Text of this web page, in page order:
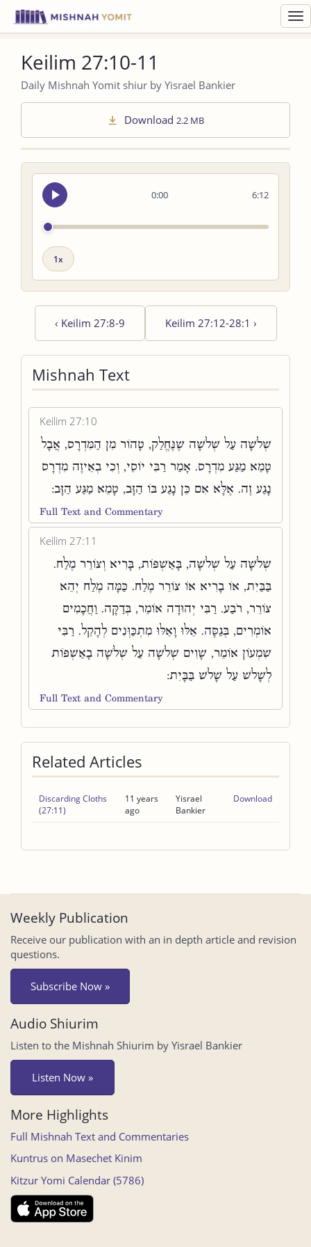
Keilim 27:10-11
Daily Mishnah Yomit shiur by Yisrael Bankier
Download 2.2 MB
0:00
Seek
audio
6:12
Playback
‹ Keilim 27:8-9 Keilim 27:12-28:1 ›
Mishnah Text
Keilim 27:10
שְׁלֹשָׁה עַל שְׁלֹשָׁה שֶׁנֶּחֱלַק, טָהוֹר מִן הַמִּדְרָס, אֲבָל
טָמֵא מַגַּע מִדְרָס. אָמַר רַבִּי יוֹסֵי, וְכִי בְאֵיזֶה מִדְרָס
נָגַע זֶה. אֶלָּא אִם כֵּן נָגַע בּוֹ הַזָּב, טָמֵא מַגַּע הַזָּב:
Full Text and Commentary
Keilim 27:11
שְׁלֹשָׁה עַל שְׁלֹשָׁה, בָּאַשְׁפּוֹת, בָּרִיא וְצוֹרֵר מֶלַח.
בַּבַּיִת, אוֹ בָרִיא אוֹ צוֹרֵר מֶלַח. כַּמָּה מֶלַח יְהֵא
צוֹרֵר, רֹבַע. רַבִּי יְהוּדָה אוֹמֵר, בְּדַקָּה. וַחֲכָמִים
אוֹמְרִים, בְּגַסָּה. אֵלּוּ וָאֵלּוּ מִתְכַּוְּנִים לְהָקֵל. רַבִּי
שִׁמְעוֹן אוֹמֵר, שָׁוִים שְׁלֹשָׁה עַל שְׁלֹשָׁה בָאַשְׁפּוֹת
לְשָׁלֹשׁ עַל שָׁלֹשׁ בַּבָּיִת:
Full Text and Commentary
Related Articles
Discarding Cloths
(27:11)
11 years
ago
Yisrael
Bankier
Download
Weekly Publication
Receive our publication with an in depth article and revision
questions.
Subscribe Now »
Audio Shiurim
Listen to the Mishnah Shiurim by Yisrael Bankier
Listen Now »
More Highlights
Full Mishnah Text and Commentaries
Kuntrus on Masechet Kinim
Kitzur Yomi Calendar (5786)